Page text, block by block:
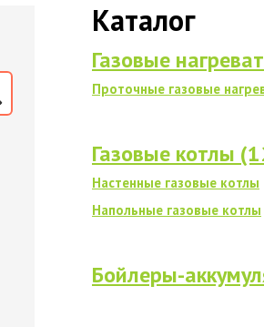
Каталог
Газовые
Проточные газовые
Газовые котлы
Настенные газовые котлы
Напольные газовые котлы
Бойлеры-